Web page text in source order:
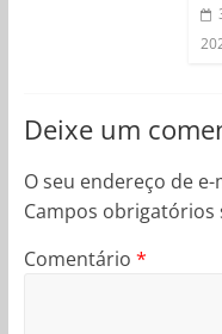
Deixe um
O seu endereço de
Campos obrigatórios
Comentário *